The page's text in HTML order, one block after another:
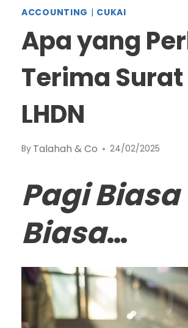
ACCOUNTING | CUKAI
Apa yang
Terima
LHDN
By Talahah & Co 24/02/2025
Pagi
Biasa…